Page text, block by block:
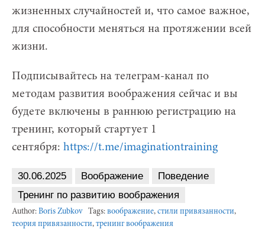
жизненных случайностей и, что самое важное,
для способности меняться на протяжении всей
жизни.
Подписывайтесь на телеграм-канал по
методам развития воображения сейчас и вы
будете включены в раннюю регистрацию на
тренинг, который стартует 1
сентября: https://t.me/imaginationtraining
30.06.2025 Воображение
Поведение
Тренинг по развитию воображения
Author: Boris Zubkov Tags: воображение, стили привязанности,
теория привязанности, тренинг воображения